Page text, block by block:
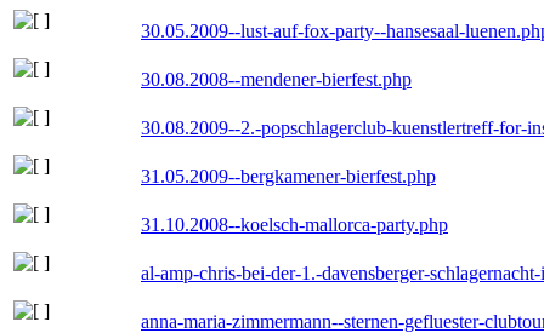
30.05.2009--lust-auf-fox-party--hansesaal-
30.08.2008--mendener-bierfest.php
30.08.2009--2.-popschlagerclub-kuenstlertreff-for-
31.05.2009--bergkamener-bierfest.php
31.10.2008--koelsch-mallorca-party.php
al-amp-chris-bei-der-1.-davensberger-
anna-maria-zimmermann--sternen-gefluester-